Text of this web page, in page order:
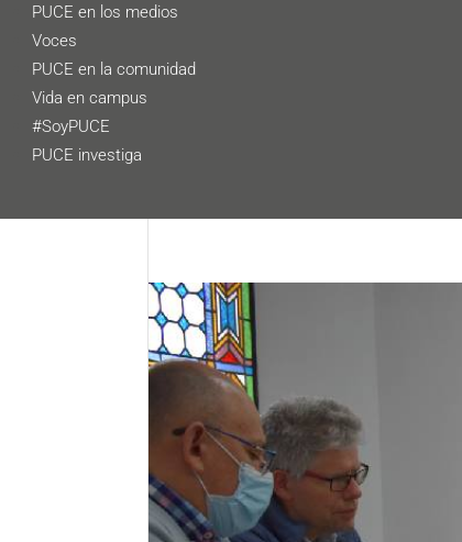
PUCE en los medios
Voces
PUCE en la comunidad
Vida en campus
#SoyPUCE
PUCE investiga